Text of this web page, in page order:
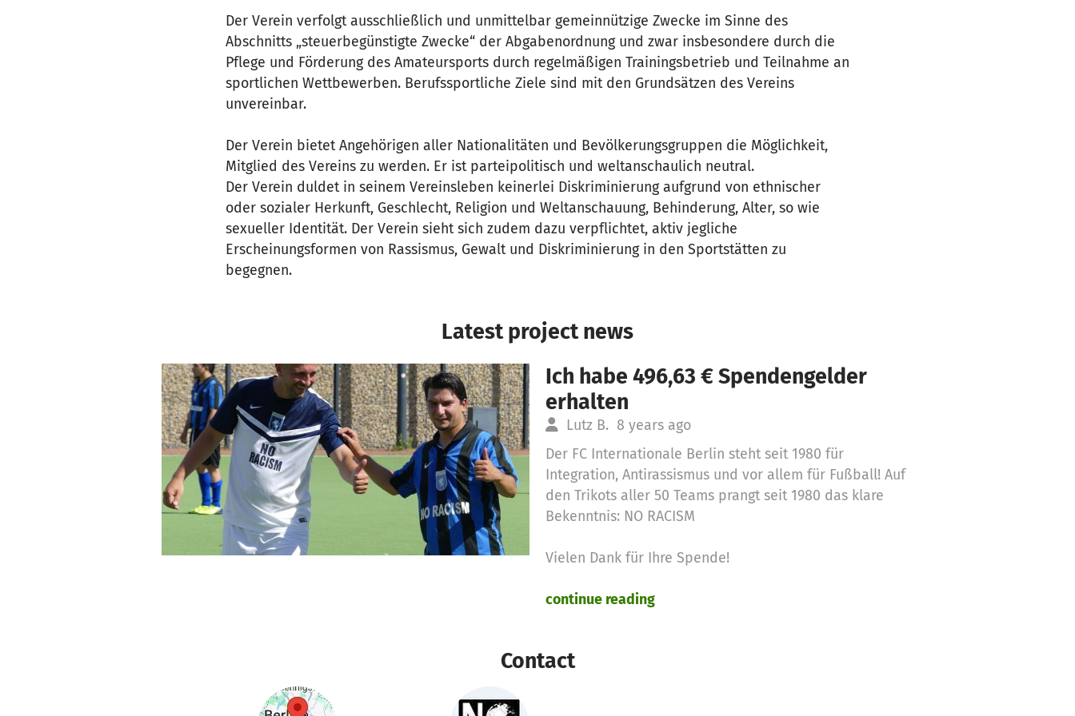
Der Verein verfolgt ausschließlich und unmittelbar gemeinnützige Zwecke im Sinne des
Abschnitts „steuerbegünstigte Zwecke“ der Abgabenordnung und zwar insbesondere durch die
Pflege und Förderung des Amateursports durch regelmäßigen Trainingsbetrieb und Teilnahme an
sportlichen Wettbewerben. Berufssportliche Ziele sind mit den Grundsätzen des Vereins
unvereinbar.
Der Verein bietet Angehörigen aller Nationalitäten und Bevölkerungsgruppen die Möglichkeit,
Mitglied des Vereins zu werden. Er ist parteipolitisch und weltanschaulich neutral.
Der Verein duldet in seinem Vereinsleben keinerlei Diskriminierung aufgrund von ethnischer
oder sozialer Herkunft, Geschlecht, Religion und Weltanschauung, Behinderung, Alter, so wie
sexueller Identität. Der Verein sieht sich zudem dazu verpflichtet, aktiv jegliche
Erscheinungsformen von Rassismus, Gewalt und Diskriminierung in den Sportstätten zu
begegnen.
Latest project news
Ich habe 496,63 € Spendengelder
erhalten
Lutz B. 8 years ago
Der FC Internationale Berlin steht seit 1980 für
Integration, Antirassismus und vor allem für Fußball! Auf
den Trikots aller 50 Teams prangt seit 1980 das klare
Bekenntnis: NO RACISM
Vielen Dank für Ihre Spende!
continue reading
Contact